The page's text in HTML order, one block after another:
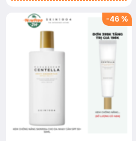
25ml (SL Có Hạn)
-46 %